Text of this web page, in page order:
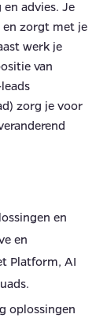
advies. Je
zorgt met je
werk je
van
zorg je voor
en
en
Platform, AI
oplossingen